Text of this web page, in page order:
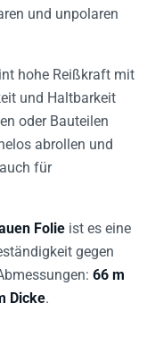
und unpolaren
hohe Reißkraft mit
und Haltbarkeit
oder Bauteilen
abrollen und
für
Folie ist es eine
gegen
66 m
Dicke.